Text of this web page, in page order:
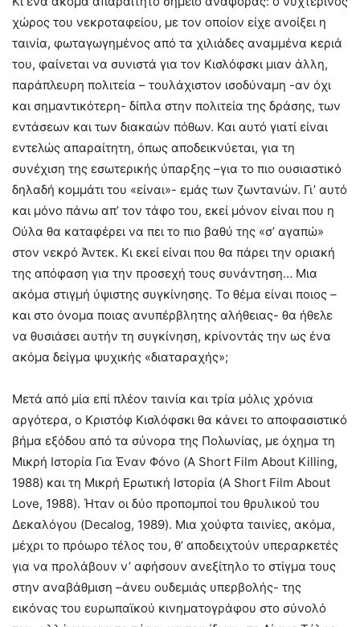
χώρος του νεκροταφείου, με τον οποίον είχε ανοίξει η
ταινία, φωταγωγημένος από τα χιλιάδες αναμμένα κεριά
του, φαίνεται να συνιστά για τον Κισλόφσκι μιαν άλλη,
παράπλευρη πολιτεία – τουλάχιστον ισοδύναμη -αν όχι
και σημαντικότερη- δίπλα στην πολιτεία της δράσης, των
εντάσεων και των διακαών πόθων. Και αυτό γιατί είναι
εντελώς απαραίτητη, όπως αποδεικνύεται, για τη
συνέχιση της εσωτερικής ύπαρξης –για το πιο ουσιαστικό
δηλαδή κομμάτι του «είναι»- εμάς των ζωντανών. Γι’ αυτό
και μόνο πάνω απ’ τον τάφο του, εκεί μόνον είναι που η
Ούλα θα καταφέρει να πει το πιο βαθύ της «σ’ αγαπώ»
στον νεκρό Άντεκ. Κι εκεί είναι που θα πάρει την οριακή
της απόφαση για την προσεχή τους συνάντηση… Μια
ακόμα στιγμή ύψιστης συγκίνησης. Το θέμα είναι ποιος –
και στο όνομα ποιας ανυπέρβλητης αλήθειας- θα ήθελε
να θυσιάσει αυτήν τη συγκίνηση, κρίνοντάς την ως ένα
ακόμα δείγμα ψυχικής «διαταραχής»;
Μετά από μία επί πλέον ταινία και τρία μόλις χρόνια
αργότερα, ο Κριστόφ Κισλόφσκι θα κάνει το αποφασιστικό
βήμα εξόδου από τα σύνορα της Πολωνίας, με όχημα τη
Μικρή Ιστορία Για Έναν Φόνο (A Short Film About Killing,
1988) και τη Μικρή Ερωτική Ιστορία (A Short Film About
Love, 1988). Ήταν οι δύο προπομποί του θρυλικού του
Δεκαλόγου (Decalog, 1989). Μια χούφτα ταινίες, ακόμα,
μέχρι το πρόωρο τέλος του, θ’ αποδειχτούν υπεραρκετές
για να προλάβουν ν’ αφήσουν ανεξίτηλο το στίγμα τους
στην αναβάθμιση –άνευ ουδεμιάς υπερβολής- της
εικόνας του ευρωπαϊκού κινηματογράφου στο σύνολό